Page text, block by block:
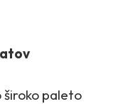
široko paleto